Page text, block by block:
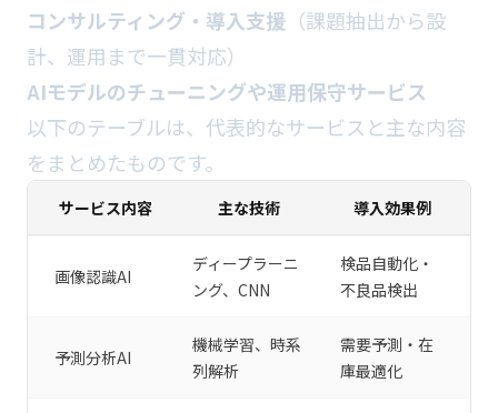
コンサルティング・導入支援 （課題抽出から設
計、運用まで一貫対応）
AIモデルのチューニングや運用保守サービス
以下のテーブルは、代表的なサービスと主な内容
をまとめたものです。
サービス内容 主な技術 導入効果例
画像認識AI
ディープラーニ
ング、CNN
検品自動化・
不良品検出
予測分析AI
機械学習、時系
列解析
需要予測・在
庫最適化